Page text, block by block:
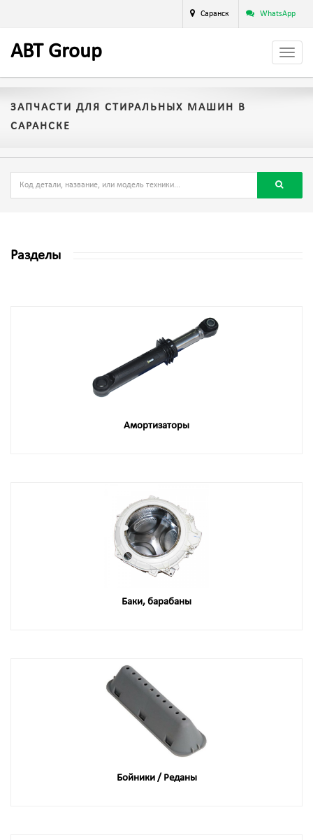
Саранск WhatsApp
ABT Group
ЗАПЧАСТИ ДЛЯ СТИРАЛЬНЫХ МАШИН В
САРАНСКЕ
Разделы
Амортизаторы
Баки, барабаны
Бойники / Реданы